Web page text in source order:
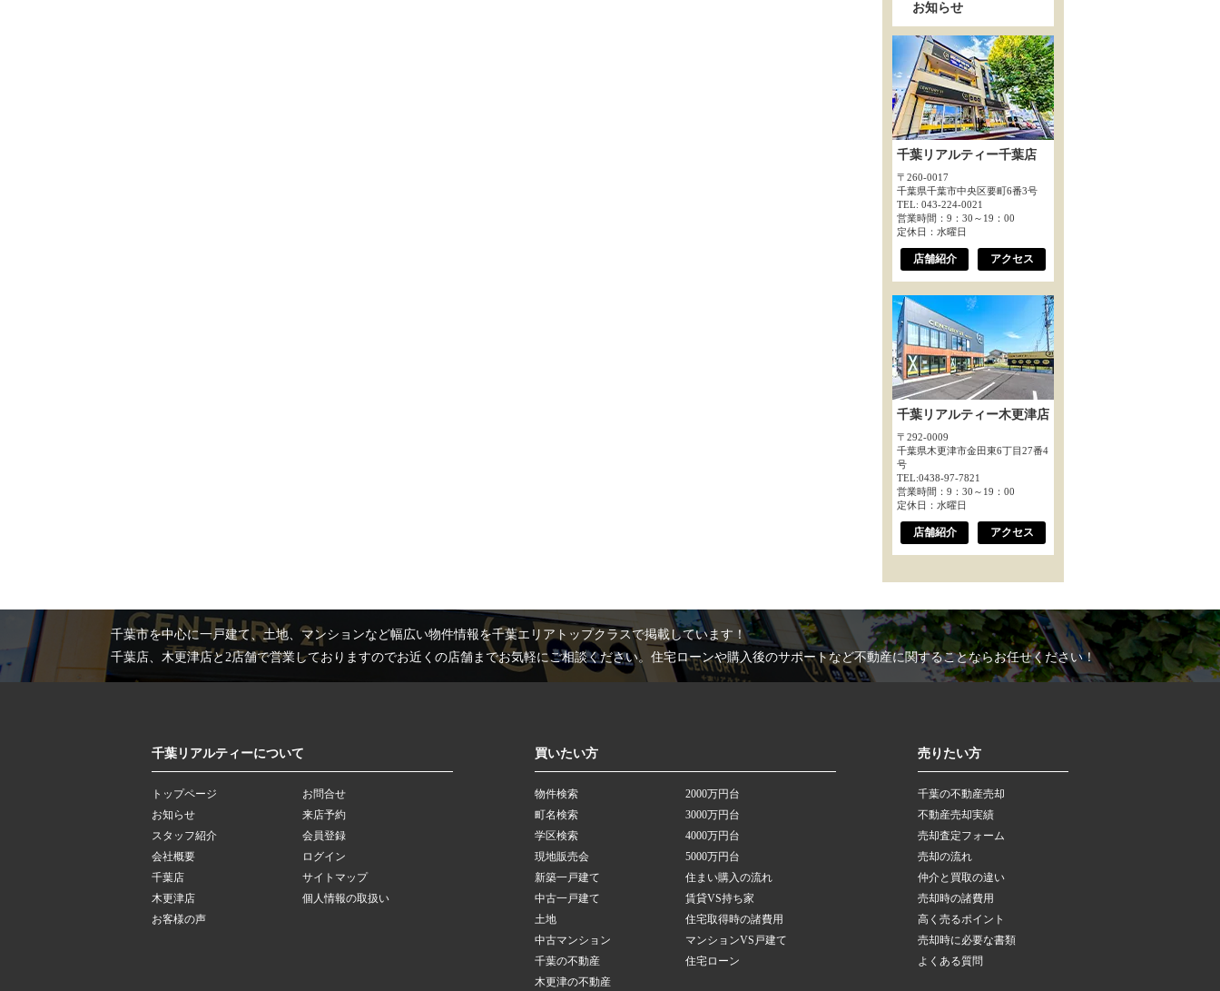
お知らせ
千葉リアルティー千葉店
〒260-0017
千葉県千葉市中央区要町6番3号
TEL: 043-224-0021
営業時間：9：30～19：00
定休日：水曜日
店舗紹介 アクセス
千葉リアルティー木更津店
〒292-0009
千葉県木更津市金田東6丁目27番4
号
TEL:0438-97-7821
営業時間：9：30～19：00
定休日：水曜日
店舗紹介 アクセス
千葉市を中心に一戸建て、土地、マンションなど幅広い物件情報を千葉エリアトップクラスで掲載しています！
千葉店、木更津店と2店舗で営業しておりますのでお近くの店舗までお気軽にご相談ください。住宅ローンや購入後のサポートなど不動産に関することならお任せください！
千葉リアルティーについて
トップページ
お知らせ
スタッフ紹介
会社概要
千葉店
木更津店
お客様の声
お問合せ
来店予約
会員登録
ログイン
サイトマップ
個人情報の取扱い
買いたい方
物件検索
町名検索
学区検索
現地販売会
新築一戸建て
中古一戸建て
土地
中古マンション
千葉の不動産
木更津の不動産
2000万円台
3000万円台
4000万円台
5000万円台
住まい購入の流れ
賃貸VS持ち家
住宅取得時の諸費用
マンションVS戸建て
住宅ローン
売りたい方
千葉の不動産売却
不動産売却実績
売却査定フォーム
売却の流れ
仲介と買取の違い
売却時の諸費用
高く売るポイント
売却時に必要な書類
よくある質問